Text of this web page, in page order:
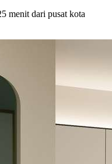
menit dari pusat kota